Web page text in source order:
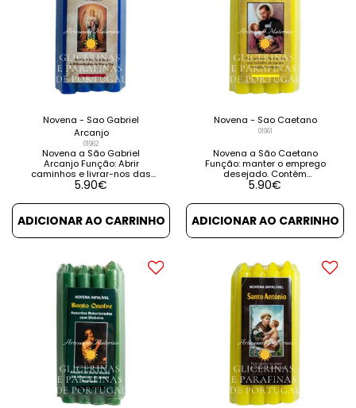
Novena - Sao Gabriel
Arcanjo
01962
Novena a São Gabriel
Arcanjo Função: Abrir
caminhos e livrar-nos das
dificuldades da vida.
orações. VER DETALHES VER
PRODUTOS RELACIONADOS
5.90€
ADICIONAR AO CARRINHO
Novena - Sao Caetano
01961
Novena a São Caetano
Função: manter o emprego
desejado. Contém
instruções e orações. VER
RELACIONADOS
5.90€
ADICIONAR AO CARRINHO